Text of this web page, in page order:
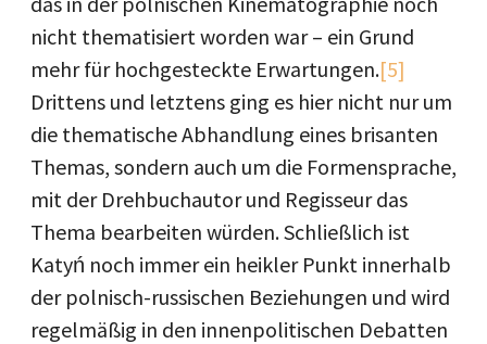
nicht thematisiert worden war – ein Grund
mehr für hochgesteckte Erwartungen.[5]
Drittens und letztens ging es hier nicht nur um
die thematische Abhandlung eines brisanten
Themas, sondern auch um die Formensprache,
mit der Drehbuchautor und Regisseur das
Thema bearbeiten würden. Schließlich ist
Katyń noch immer ein heikler Punkt innerhalb
der polnisch-russischen Beziehungen und wird
regelmäßig in den innenpolitischen Debatten